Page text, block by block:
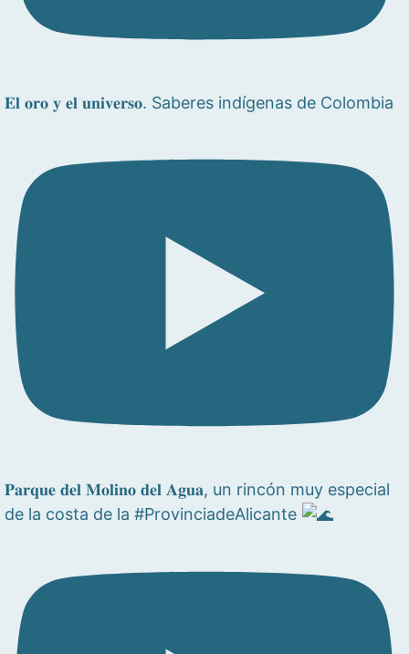
𝐄𝐥 𝐨𝐫𝐨 𝐲 𝐞𝐥 𝐮𝐧𝐢𝐯𝐞𝐫𝐬𝐨. Saberes indígenas de Colombia
𝐏𝐚𝐫𝐪𝐮𝐞 𝐝𝐞𝐥 𝐌𝐨𝐥𝐢𝐧𝐨 𝐝𝐞𝐥 𝐀𝐠𝐮𝐚, un rincón muy especial
de la costa de la #ProvinciadeAlicante